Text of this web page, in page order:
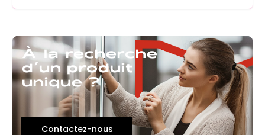
À la recherche
d’un produit
unique ?
Contactez-nous